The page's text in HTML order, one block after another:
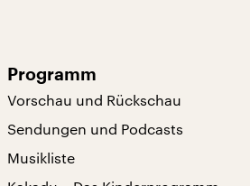
Programm
Vorschau und Rückschau
Sendungen und Podcasts
Musikliste